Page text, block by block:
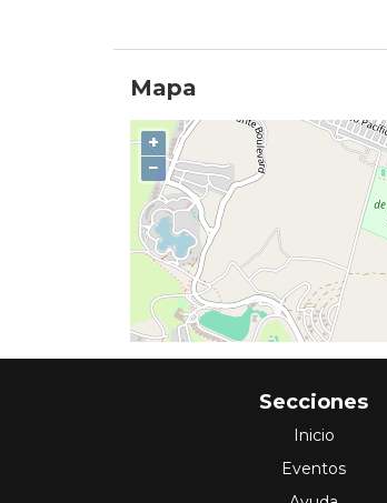
Mapa
+
−
Secciones
Inicio
Eventos